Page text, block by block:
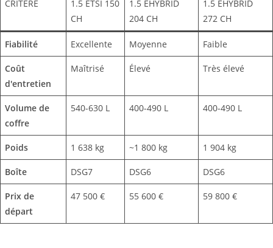
CRITÈRE
1.5 ETSI 150
CH
1.5 EHYBRID
204 CH
1.5 EHYBRID
272 CH
Fiabilité Excellente Moyenne Faible
Coût
d'entretien
Maîtrisé Élevé Très élevé
Volume de
coffre
540-630 L 400-490 L 400-490 L
Poids 1 638 kg ~1 800 kg 1 904 kg
Boîte DSG7 DSG6 DSG6
Prix de
départ
47 500 € 55 600 € 59 800 €